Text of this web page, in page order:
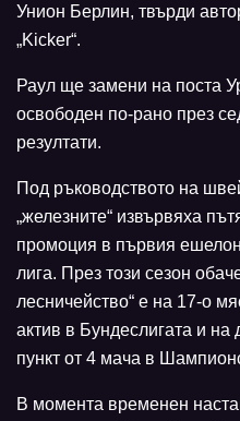
Унион Берлин, твърди
„Kicker“.
Раул ще замени на поста
освободен по-рано през
резултати.
Под ръководството на
„железните“ извървяха
промоция в първия
лига. През този сезон
лесничейство“ е на 17-о
актив в Бундеслигата и на
пункт от 4 мача в
В момента временен